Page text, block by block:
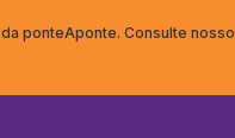
ponteAponte. Consulte nosso